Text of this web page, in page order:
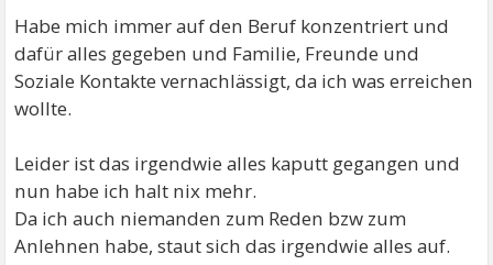
Habe mich immer auf den Beruf konzentriert und
dafür alles gegeben und Familie, Freunde und
Soziale Kontakte vernachlässigt, da ich was erreichen
wollte.
Leider ist das irgendwie alles kaputt gegangen und
nun habe ich halt nix mehr.
Da ich auch niemanden zum Reden bzw zum
Anlehnen habe, staut sich das irgendwie alles auf.